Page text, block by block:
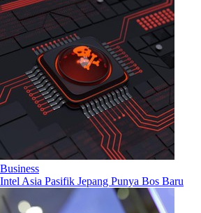
Business
Intel Asia Pasifik Jepang Punya Bos Baru